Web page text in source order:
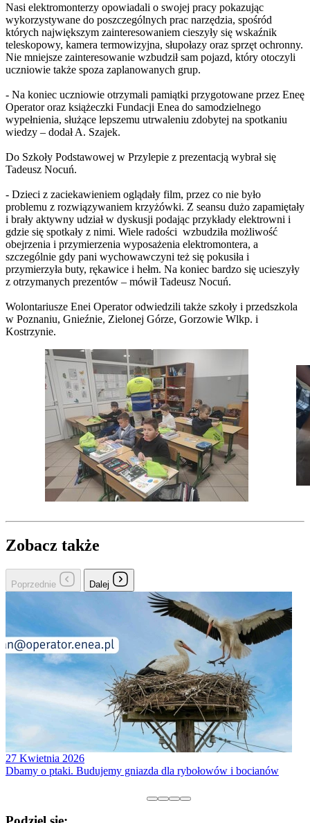
Nasi elektromonterzy opowiadali o swojej pracy pokazując
wykorzystywane do poszczególnych prac narzędzia, spośród
których największym zainteresowaniem cieszyły się wskaźnik
teleskopowy, kamera termowizyjna, słupołazy oraz sprzęt ochronny.
Nie mniejsze zainteresowanie wzbudził sam pojazd, który otoczyli
uczniowie także spoza zaplanowanych grup.
- Na koniec uczniowie otrzymali pamiątki przygotowane przez Eneę
Operator oraz książeczki Fundacji Enea do samodzielnego
wypełnienia, służące lepszemu utrwaleniu zdobytej na spotkaniu
wiedzy – dodał A. Szajek.
Do Szkoły Podstawowej w Przylepie z prezentacją wybrał się
Tadeusz Nocuń.
- Dzieci z zaciekawieniem oglądały film, przez co nie było
problemu z rozwiązywaniem krzyżówki. Z seansu dużo zapamiętały
i brały aktywny udział w dyskusji podając przykłady elektrowni i
gdzie się spotkały z nimi. Wiele radości wzbudziła możliwość
obejrzenia i przymierzenia wyposażenia elektromontera, a
szczególnie gdy pani wychowawczyni też się pokusiła i
przymierzyła buty, rękawice i hełm. Na koniec bardzo się ucieszyły
z otrzymanych prezentów – mówił Tadeusz Nocuń.
Wolontariusze Enei Operator odwiedzili także szkoły i przedszkola
w Poznaniu, Gnieźnie, Zielonej Górze, Gorzowie Wlkp. i
Kostrzynie.
Zobacz także
Poprzednie Dalej
27 Kwietnia 2026
Dbamy o ptaki. Budujemy gniazda dla rybołowów i bocianów